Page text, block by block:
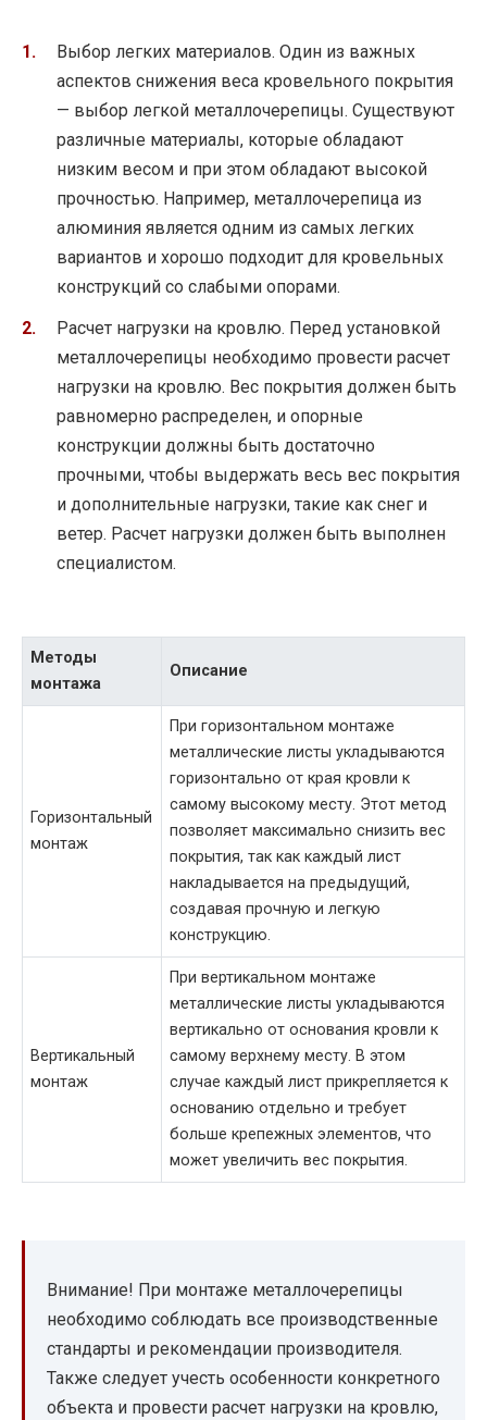
Выбор легких материалов. Один из важных
аспектов снижения веса кровельного покрытия
— выбор легкой металлочерепицы. Существуют
различные материалы, которые обладают
низким весом и при этом обладают высокой
прочностью. Например, металлочерепица из
алюминия является одним из самых легких
вариантов и хорошо подходит для кровельных
конструкций со слабыми опорами.
Расчет нагрузки на кровлю. Перед установкой
металлочерепицы необходимо провести расчет
нагрузки на кровлю. Вес покрытия должен быть
равномерно распределен, и опорные
конструкции должны быть достаточно
прочными, чтобы выдержать весь вес покрытия
и дополнительные нагрузки, такие как снег и
ветер. Расчет нагрузки должен быть выполнен
специалистом.
Методы
монтажа
Описание
Горизонтальный
монтаж
При горизонтальном монтаже
металлические листы укладываются
горизонтально от края кровли к
самому высокому месту. Этот метод
позволяет максимально снизить вес
покрытия, так как каждый лист
накладывается на предыдущий,
создавая прочную и легкую
конструкцию.
Вертикальный
монтаж
При вертикальном монтаже
металлические листы укладываются
вертикально от основания кровли к
самому верхнему месту. В этом
случае каждый лист прикрепляется к
основанию отдельно и требует
больше крепежных элементов, что
может увеличить вес покрытия.
Внимание! При монтаже металлочерепицы
необходимо соблюдать все производственные
стандарты и рекомендации производителя.
Также следует учесть особенности конкретного
объекта и провести расчет нагрузки на кровлю,